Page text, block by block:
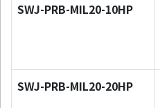
SWJ-PRB-MIL20-10HP
SWJ-PRB-MIL20-20HP